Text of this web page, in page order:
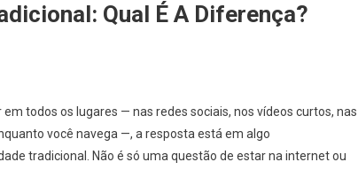
Qual É A Diferença?
todos os lugares — nas redes sociais, nos vídeos curtos, nas
você navega —, a resposta está em algo
tradicional. Não é só uma questão de estar na internet ou